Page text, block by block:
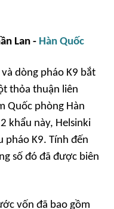
Lan - Hàn Quốc
dòng pháo K9 bắt
thỏa thuận liên
Quốc phòng Hàn
khẩu này, Helsinki
pháo K9. Tính đến
số đó đã được biên
vốn đã bao gồm